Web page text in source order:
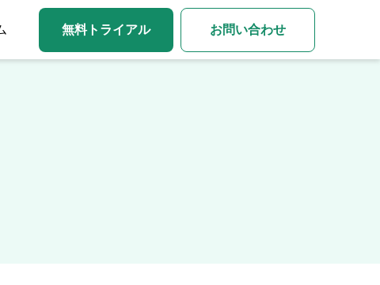
無料トライアル お問い合わせ